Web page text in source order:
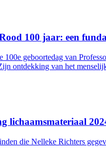
100 jaar: een
100e geboortedag van
ontdekking van het
lichaamsmateriaal
die Nelleke Richters